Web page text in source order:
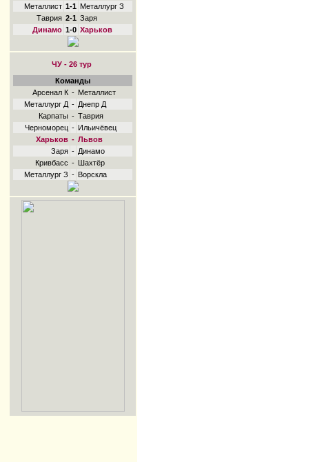
Металлист 1-1 Металлург З
Таврия 2-1 Заря
Динамо 1-0 Харьков
ЧУ - 26 тур
Команды
Арсенал К - Металлист
Металлург Д - Днепр Д
Карпаты - Таврия
Черноморец - Ильичёвец
Харьков - Львов
Заря - Динамо
Кривбасс - Шахтёр
Металлург З - Ворскла